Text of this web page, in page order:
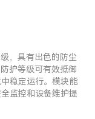
，具有出色的防尘
护等级可有效抵御
稳定运行。模块能
监控和设备维护提